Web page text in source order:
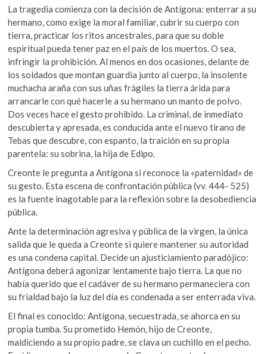
La tragedia comienza con la decisión de Antígona: enterrar a su
hermano, como exige la moral familiar, cubrir su cuerpo con
tierra, practicar los ritos ancestrales, para que su doble
espiritual pueda tener paz en el país de los muertos. O sea,
infringir la prohibición. Al menos en dos ocasiones, delante de
los soldados que montan guardia junto al cuerpo, la insolente
muchacha araña con sus uñas frágiles la tierra árida para
arrancarle con qué hacerle a su hermano un manto de polvo.
Dos veces hace el gesto prohibido. La criminal, de inmediato
descubierta y apresada, es conducida ante el nuevo tirano de
Tebas que descubre, con espanto, la traición en su propia
parentela: su sobrina, la hija de Edipo.
Creonte le pregunta a Antígona si reconoce la «paternidad» de
su gesto. Esta escena de confrontación pública (vv. 444- 525)
es la fuente inagotable para la reflexión sobre la desobediencia
pública.
Ante la determinación agresiva y pública de la virgen, la única
salida que le queda a Creonte si quiere mantener su autoridad
es una condena capital. Decide un ajusticiamiento paradójico:
Antígona deberá agonizar lentamente bajo tierra. La que no
había querido que el cadáver de su hermano permaneciera con
su frialdad bajo la luz del día es condenada a ser enterrada viva.
El final es conocido: Antígona, secuestrada, se ahorca en su
propia tumba. Su prometido Hemón, hijo de Creonte,
maldiciendo a su propio padre, se clava un cuchillo en el pecho.